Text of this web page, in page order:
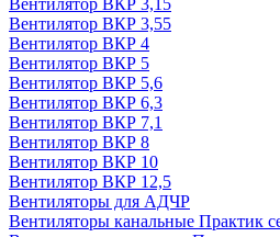
Вентилятор ВКР 3,15
Вентилятор ВКР 3,55
Вентилятор ВКР 4
Вентилятор ВКР 5
Вентилятор ВКР 5,6
Вентилятор ВКР 6,3
Вентилятор ВКР 7,1
Вентилятор ВКР 8
Вентилятор ВКР 10
Вентилятор ВКР 12,5
Вентиляторы для АДЧР
Вентиляторы канальные Практик